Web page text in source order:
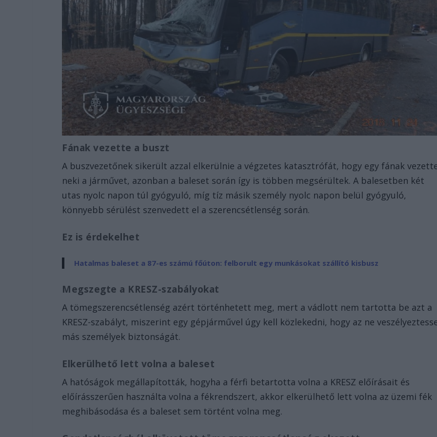
Fának vezette a buszt
A buszvezetőnek sikerült azzal elkerülnie a végzetes katasztrófát, hogy egy fának
neki a járművet, azonban a baleset során így is többen megsérültek. A balesetben két
utas nyolc napon túl gyógyuló, míg tíz másik személy nyolc napon belül gyógyuló,
könnyebb sérülést szenvedett el a szerencsétlenség során.
Ez is érdekelhet
Hatalmas baleset a 87-es számú főúton: felborult egy munkásokat szállító kisbusz
Megszegte a KRESZ-szabályokat
A tömegszerencsétlenség azért történhetett meg, mert a vádlott nem tartotta be azt a
KRESZ-szabályt, miszerint egy gépjárművel úgy kell közlekedni, hogy az ne
más személyek biztonságát.
Elkerülhető lett volna a baleset
A hatóságok megállapították, hogyha a férfi betartotta volna a KRESZ előírásait és
előírásszerűen használta volna a fékrendszert, akkor elkerülhető lett volna az üzemi fék
meghibásodása és a baleset sem történt volna meg.